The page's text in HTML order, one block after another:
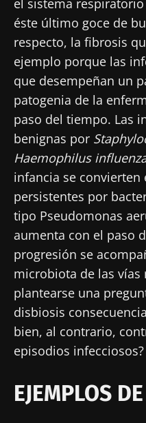
el sistema
éste último goce de
respecto, la fibrosis
ejemplo porque las
que desempeñan un
patogenia de la
paso del tiempo. Las
benignas por
Haemophilus
infancia se convierten
persistentes por
tipo Pseudomonas
aumenta con el paso
progresión se
microbiota de las vías
plantearse una
disbiosis
bien, al contrario,
episodios infecciosos?
EJEMPLOS